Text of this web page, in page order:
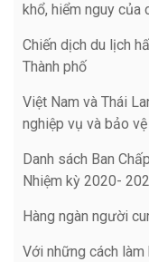
khổ, hiểm nguy của
Chiến dịch du lịch
Thành phố
Việt Nam và Thái
nghiệp vụ và bảo
Danh sách Ban
Nhiệm kỳ 2020-
Hàng ngàn người
Với những cách làm